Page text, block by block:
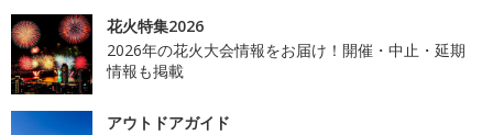
花火特集2026
2026年の花火大会情報をお届け！開催・中止・延期
情報も掲載
アウトドアガイド